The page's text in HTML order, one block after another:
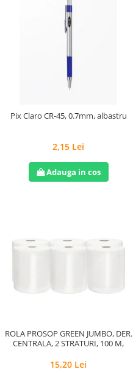
Pix Claro CR-45, 0.7mm, albastru
2,15 Lei
Adauga in cos
ROLA PROSOP GREEN JUMBO, DER.
CENTRALA, 2 STRATURI, 100 M,
15,20 Lei